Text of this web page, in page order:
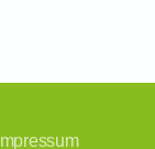
Impressum